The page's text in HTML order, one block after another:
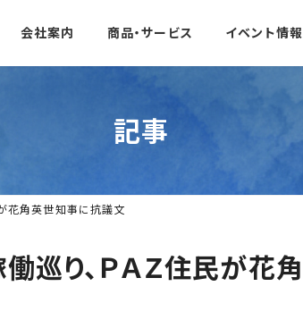
会社案内 商品・サービス イベント情報
記事
花角英世知事に抗議文
巡り、ＰＡＺ住民が花角